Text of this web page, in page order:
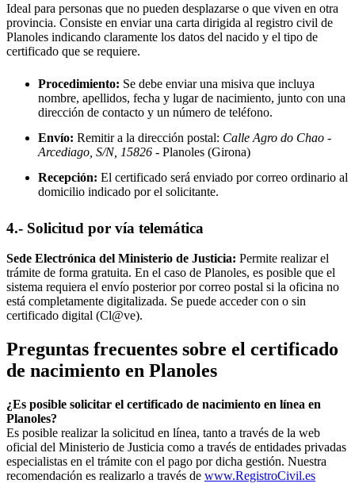
Ideal para personas que no pueden desplazarse o que viven en otra
provincia. Consiste en enviar una carta dirigida al registro civil de
Planoles indicando claramente los datos del nacido y el tipo de
certificado que se requiere.
Procedimiento: Se debe enviar una misiva que incluya
nombre, apellidos, fecha y lugar de nacimiento, junto con una
dirección de contacto y un número de teléfono.
Envío: Remitir a la dirección postal: Calle Agro do Chao -
Arcediago, S/N, 15826 - Planoles (Girona)
Recepción: El certificado será enviado por correo ordinario al
domicilio indicado por el solicitante.
4.- Solicitud por vía telemática
Sede Electrónica del Ministerio de Justicia: Permite realizar el
trámite de forma gratuita. En el caso de Planoles, es posible que el
sistema requiera el envío posterior por correo postal si la oficina no
está completamente digitalizada. Se puede acceder con o sin
certificado digital (Cl@ve).
Preguntas frecuentes sobre el certificado
de nacimiento en Planoles
¿Es posible solicitar el certificado de nacimiento en línea en
Planoles?
Es posible realizar la solicitud en línea, tanto a través de la web
oficial del Ministerio de Justicia como a través de entidades privadas
especialistas en el trámite con el pago por dicha gestión. Nuestra
recomendación es realizarlo a través de www.RegistroCivil.es